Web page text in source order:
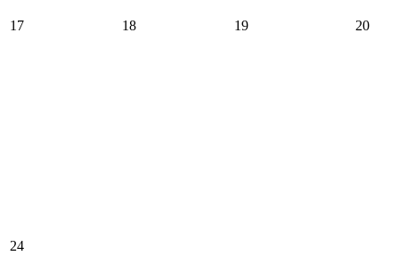
17 18 19 20
24